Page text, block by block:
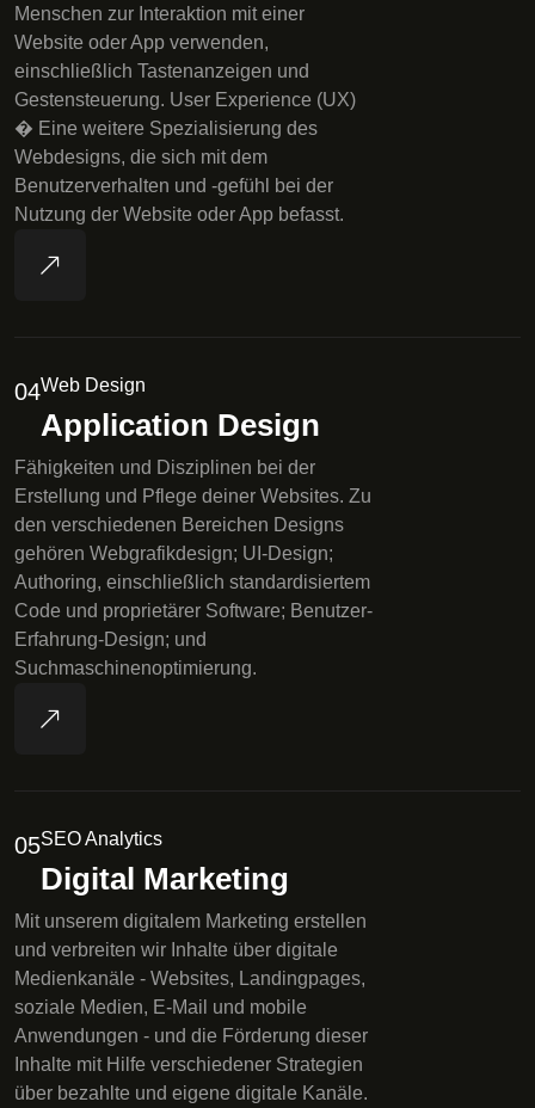
Menschen zur Interaktion mit einer
Website oder App verwenden,
einschließlich Tastenanzeigen und
Gestensteuerung. User Experience (UX)
� Eine weitere Spezialisierung des
Webdesigns, die sich mit dem
Benutzerverhalten und -gefühl bei der
Nutzung der Website oder App befasst.
04Web Design
Application Design
Fähigkeiten und Disziplinen bei der
Erstellung und Pflege deiner Websites. Zu
den verschiedenen Bereichen Designs
gehören Webgrafikdesign; UI-Design;
Authoring, einschließlich standardisiertem
Code und proprietärer Software; Benutzer-
Erfahrung-Design; und
Suchmaschinenoptimierung.
05SEO Analytics
Digital Marketing
Mit unserem digitalem Marketing erstellen
und verbreiten wir Inhalte über digitale
Medienkanäle - Websites, Landingpages,
soziale Medien, E-Mail und mobile
Anwendungen - und die Förderung dieser
Inhalte mit Hilfe verschiedener Strategien
über bezahlte und eigene digitale Kanäle.